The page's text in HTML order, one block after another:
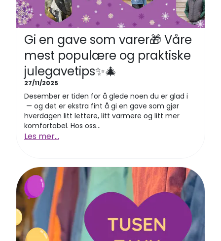
Gi en gave som varer🎁 Våre
mest populære og praktiske
julegavetips✨🎄
27/11/2025
Desember er tiden for å glede noen du er glad i
— og det er ekstra fint å gi en gave som gjør
hverdagen litt lettere, litt varmere og litt mer
komfortabel. Hos oss...
Les mer...